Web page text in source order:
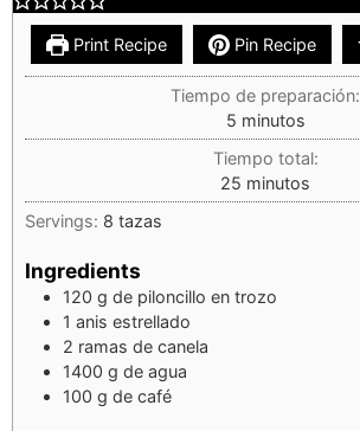
Print Recipe Pin Recipe
Tiempo de preparación:
5 minutos
Tiempo total:
25 minutos
Servings: 8 tazas
Ingredients
120 g de piloncillo en trozo
1 anis estrellado
2 ramas de canela
1400 g de agua
100 g de café